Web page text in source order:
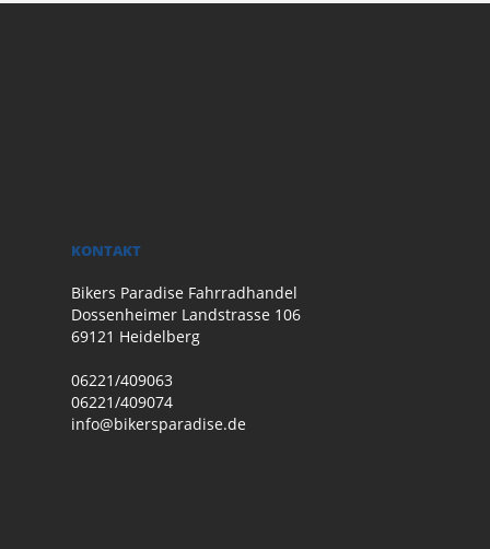
KONTAKT
Bikers Paradise Fahrradhandel
Dossenheimer Landstrasse 106
69121 Heidelberg
06221/409063
06221/409074
info@bikersparadise.de